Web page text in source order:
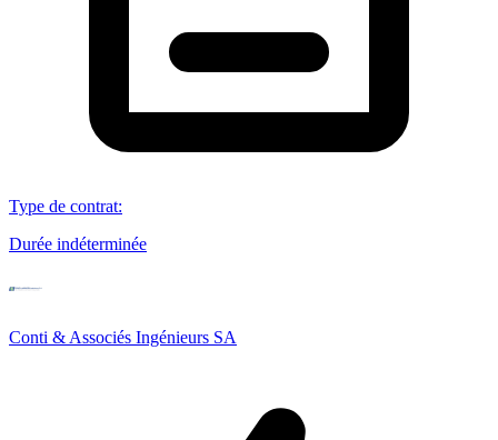
Type de contrat:
Durée indéterminée
Conti & Associés Ingénieurs SA